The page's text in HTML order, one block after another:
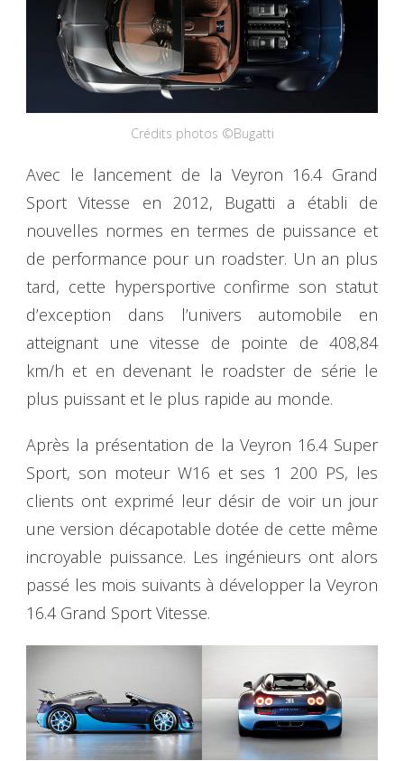
Crédits photos ©Bugatti
Avec le lancement de la Veyron 16.4 Grand
Sport Vitesse en 2012, Bugatti a établi de
nouvelles normes en termes de puissance et
de performance pour un roadster. Un an plus
tard, cette hypersportive confirme son statut
d’exception dans l’univers automobile en
atteignant une vitesse de pointe de 408,84
km/h et en devenant le roadster de série le
plus puissant et le plus rapide au monde.
Après la présentation de la Veyron 16.4 Super
Sport, son moteur W16 et ses 1 200 PS, les
clients ont exprimé leur désir de voir un jour
une version décapotable dotée de cette même
incroyable puissance. Les ingénieurs ont alors
passé les mois suivants à développer la Veyron
16.4 Grand Sport Vitesse.